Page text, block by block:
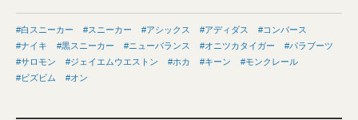
白スニーカー スニーカー アシックス アディダス
コンバース
ナイキ
黒スニーカー ニューバランス オニツカタイガー
パラブーツ
サロモン
ジェイエムウエストン ホカ キーン
モンクレール
ビズビム
オン